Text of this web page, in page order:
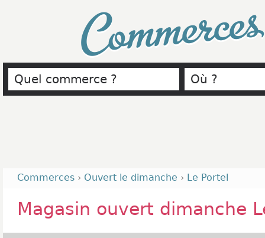
Commerces › Ouvert le dimanche › Le Portel
Magasin ouvert dimanche